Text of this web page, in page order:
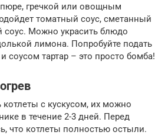
гречкой или овощным
томатный соус, сметанный
соус. Можно украсить блюдо
лимона. Попробуйте подать
соусом тартар – это просто бомба!
котлеты с кускусом, их можно
в течение 2-3 дней. Перед
что котлеты полностью остыли.